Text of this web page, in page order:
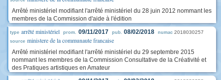
Arrêté ministériel modifiant l'arrêté ministériel du 28 juin 2012 nommant les
membres de la Commission d'aide à l'édition
type arrêté ministériel prom. 09/11/2017 pub. 08/02/2018 numac 2018030257
source ministere de la communaute francaise
Arrêté ministériel modifiant l'arrêté ministériel du 29 septembre 2015
nommant les membres de la Commission Consultative de la Créativité et
des Pratiques artistiques en Amateur